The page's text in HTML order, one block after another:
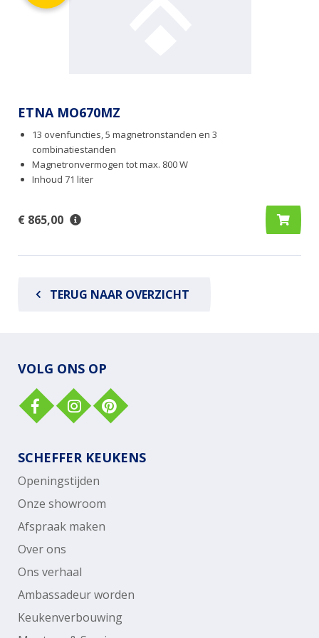
ETNA MO670MZ
13 ovenfuncties, 5 magnetronstanden en 3
combinatiestanden
Magnetronvermogen tot max. 800 W
Inhoud 71 liter
€ 865,00
TERUG NAAR OVERZICHT
VOLG ONS OP
SCHEFFER KEUKENS
Openingstijden
Onze showroom
Afspraak maken
Over ons
Ons verhaal
Ambassadeur worden
Keukenverbouwing